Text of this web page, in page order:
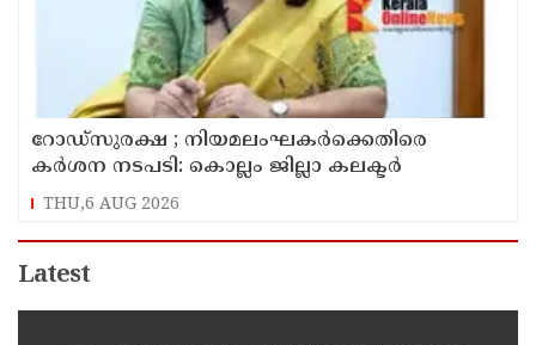
റോഡ്‌സുരക്ഷ ; നിയമലംഘകർക്കെതിരെ
കർശന നടപടി: കൊല്ലം ജില്ലാ കലക്ടർ
THU,6 AUG 2026
Latest